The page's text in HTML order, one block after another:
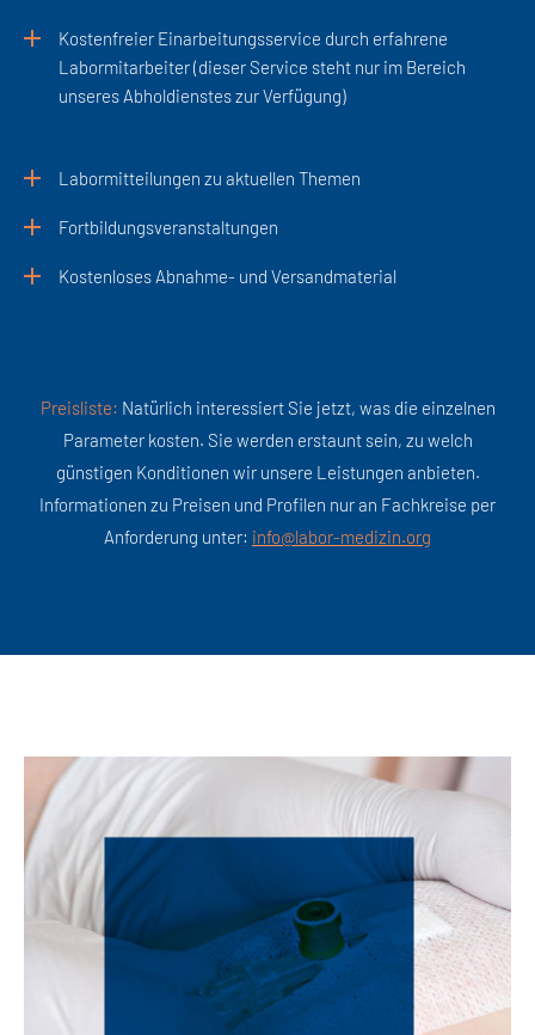
Kostenfreier Einarbeitungsservice durch erfahrene
Labormitarbeiter (dieser Service steht nur im Bereich
unseres Abholdienstes zur Verfügung)
Labormitteilungen zu aktuellen Themen
Fortbildungsveranstaltungen
Kostenloses Abnahme- und Versandmaterial
Preisliste: Natürlich interessiert Sie jetzt, was die einzelnen
Parameter kosten. Sie werden erstaunt sein, zu welch
günstigen Konditionen wir unsere Leistungen anbieten.
Informationen zu Preisen und Profilen nur an Fachkreise per
Anforderung unter: gro.nizidem-robal@ofni